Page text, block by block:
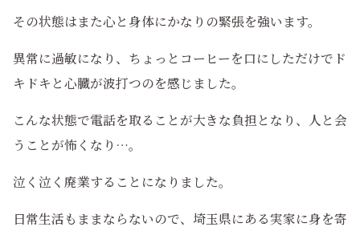
その状態はまた心と身体にかなりの緊張を強います。
異常に過敏になり、ちょっとコーヒーを口にしただけでド
キドキと心臓が波打つのを感じました。
こんな状態で電話を取ることが大きな負担となり、人と会
うことが怖くなり…。
泣く泣く廃業することになりました。
日常生活もままならないので、埼玉県にある実家に身を寄